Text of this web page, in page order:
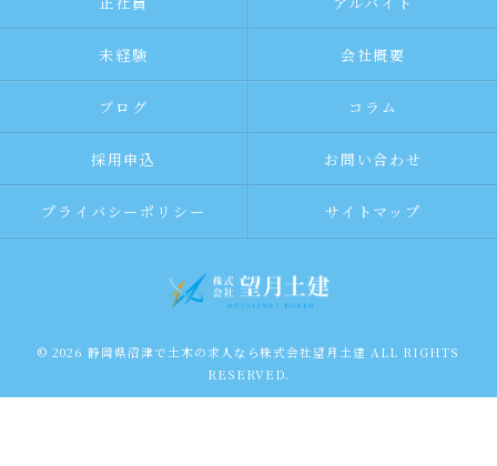
未経験 会社概要
ブログ コラム
採用申込 お問い合わせ
プライバシーポリシー サイトマップ
© 2026 静岡県沼津で土木の求人なら株式会社望月土建 ALL RIGHTS
RESERVED.